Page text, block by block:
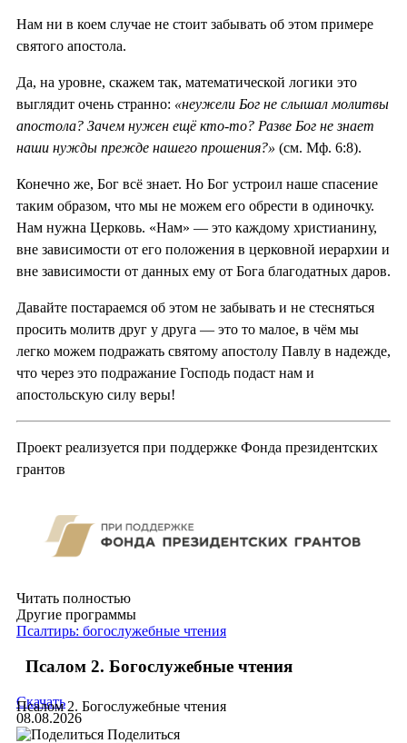
Нам ни в коем случае не стоит забывать об этом примере
святого апостола.
Да, на уровне, скажем так, математической логики это
выглядит очень странно: «неужели Бог не слышал молитвы
апостола? Зачем нужен ещё кто-то? Разве Бог не знает
наши нужды прежде нашего прошения?» (см. Мф. 6:8).
Конечно же, Бог всё знает. Но Бог устроил наше спасение
таким образом, что мы не можем его обрести в одиночку.
Нам нужна Церковь. «Нам» — это каждому христианину,
вне зависимости от его положения в церковной иерархии и
вне зависимости от данных ему от Бога благодатных даров.
Давайте постараемся об этом не забывать и не стесняться
просить молитв друг у друга — это то малое, в чём мы
легко можем подражать святому апостолу Павлу в надежде,
что через это подражание Господь подаст нам и
апостольскую силу веры!
Проект реализуется при поддержке Фонда президентских
грантов
Читать полностью
Другие программы
Псалтирь: богослужебные чтения
Псалом 2. Богослужебные чтения
Псалом 2. Богослужебные чтения
Скачать
08.08.2026
Поделиться